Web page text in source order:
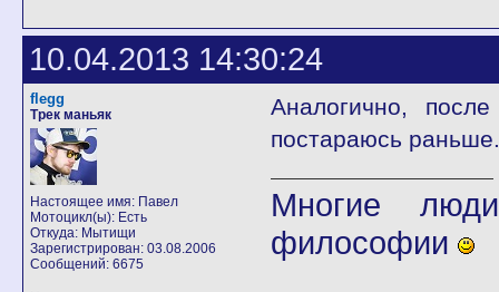
10.04.2013 14:30:24
flegg
Трек маньяк
Настоящее имя: Павел
Мотоцикл(ы): Есть
Откуда: Мытищи
Зарегистрирован: 03.08.2006
Сообщений: 6675
Аналогично,
постараюсь раньше.
Многие
философии